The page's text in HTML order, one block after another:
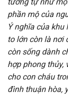
phần mộ của
Ý nghĩa của
to lớn còn là nơi
còn sống dành
hợp phong thủy,
cho con cháu
đình thuận hòa,